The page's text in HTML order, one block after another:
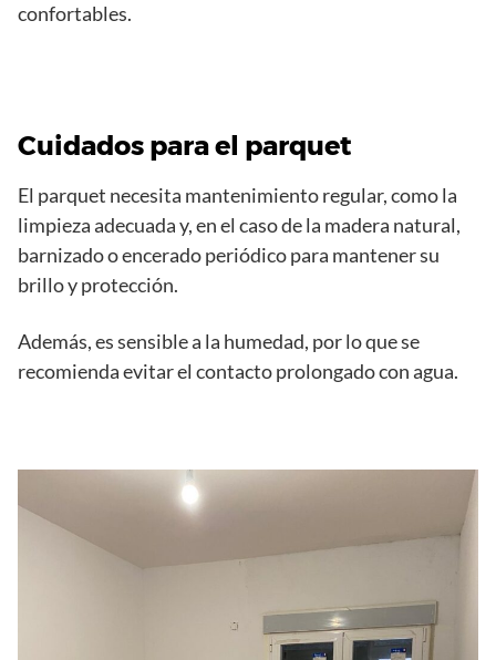
confortables.
Cuidados para el parquet
El parquet necesita mantenimiento regular, como la
limpieza adecuada y, en el caso de la madera natural,
barnizado o encerado periódico para mantener su
brillo y protección.
Además, es sensible a la humedad, por lo que se
recomienda evitar el contacto prolongado con agua.